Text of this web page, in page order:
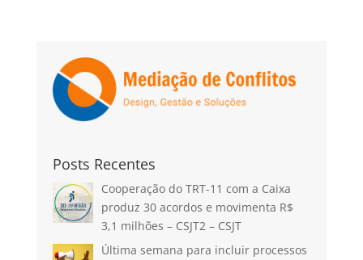
Posts Recentes
Cooperação do TRT-11 com a Caixa
produz 30 acordos e movimenta R$
3,1 milhões – CSJT2 – CSJT
Última semana para incluir processos